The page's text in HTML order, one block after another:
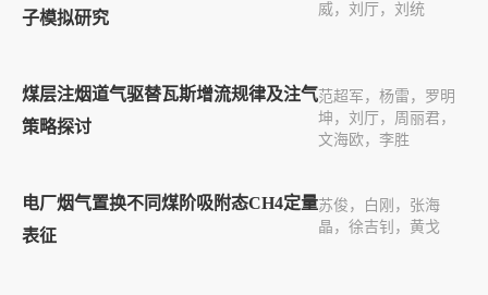
子模拟研究
威，刘厅，刘统
煤层注烟道气驱替瓦斯增流规律及注气
策略探讨
范超军，杨雷，罗明
坤，刘厅，周丽君，
文海欧，李胜
电厂烟气置换不同煤阶吸附态CH4定量
表征
苏俊，白刚，张海
晶，徐吉钊，黄戈